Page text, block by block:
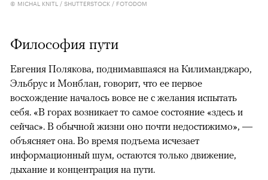
© MICHAL KNITL / SHUTTERSTOCK / FOTODOM
Философия пути
Евгения Полякова, поднимавшаяся на Килиманджаро,
Эльбрус и Монблан, говорит, что ее первое
восхождение началось вовсе не с желания испытать
себя. «В горах возникает то самое состояние «здесь и
сейчас». В обычной жизни оно почти недостижимо», —
объясняет она. Во время подъема исчезает
информационный шум, остаются только движение,
дыхание и концентрация на пути.